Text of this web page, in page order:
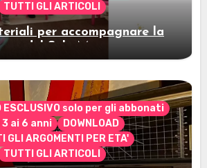
TUTTI GLI ARTICOLI
per accompagnare la
del Sole Montessori
ESCLUSIVO solo per gli abbonati
3 ai 6 anni
DOWNLOAD
GLI ARGOMENTI PER ETA'
TUTTI GLI ARTICOLI